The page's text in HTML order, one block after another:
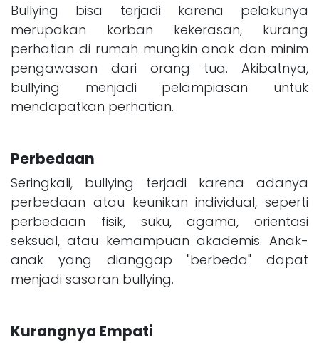
Bullying bisa terjadi karena pelakunya
merupakan korban kekerasan, kurang
perhatian di rumah mungkin anak dan minim
pengawasan dari orang tua. Akibatnya,
bullying menjadi pelampiasan untuk
mendapatkan perhatian.
Perbedaan
Seringkali, bullying terjadi karena adanya
perbedaan atau keunikan individual, seperti
perbedaan fisik, suku, agama, orientasi
seksual, atau kemampuan akademis. Anak-
anak yang dianggap "berbeda" dapat
menjadi sasaran bullying.
Kurangnya Empati